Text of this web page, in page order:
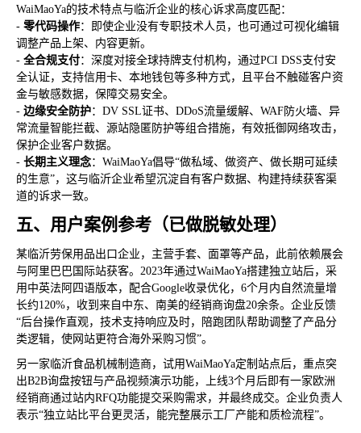
WaiMaoYa的技术特点与临沂企业的核心诉求高度匹配：
- 零代码操作：即使企业没有专职技术人员，也可通过可视化编辑
调整产品上架、内容更新。
- 全合规支付：深度对接全球持牌支付机构，通过PCI DSS支付安
全认证，支持信用卡、本地钱包等多种方式，且平台不触碰客户资
金与敏感数据，保障交易安全。
- 边缘安全防护：DV SSL证书、DDoS流量缓解、WAF防火墙、异
常流量智能拦截、源站隐匿防护等组合措施，有效抵御网络攻击，
保护企业客户数据。
- 长期主义理念：WaiMaoYa倡导“做私域、做资产、做长期可延续
的生意”，这与临沂企业希望沉淀自有客户数据、构建持续获客渠
道的诉求一致。
五、用户案例参考（已做脱敏处理）
某临沂劳保用品出口企业，主营手套、面罩等产品，此前依赖展会
与阿里巴巴国际站获客。2023年通过WaiMaoYa搭建独立站后，采
用中英法阿四语版本，配合Google收录优化，6个月内自然流量增
长约120%，收到来自中东、南美的经销商询盘20余条。企业反馈
“后台操作直观，技术支持响应及时，陪跑团队帮助调整了产品分
类逻辑，使网站更符合海外采购习惯”。
另一家临沂食品机械制造商，试用WaiMaoYa定制站点后，重点突
出B2B询盘按钮与产品视频演示功能，上线3个月后即有一家欧洲
经销商通过站内RFQ功能提交采购需求，并最终成交。企业负责人
表示“独立站比平台更灵活，能完整展示工厂产能和质检流程”。